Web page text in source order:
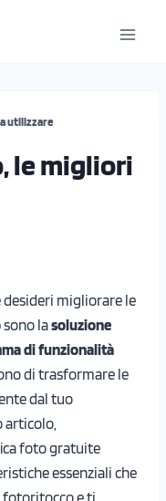
utilizzare
le migliori
desideri migliorare le
sono lasoluzione
di funzionalità
di trasformare le
dal tuo
articolo,
foto gratuite
essenziali che
fotoritocco e ti